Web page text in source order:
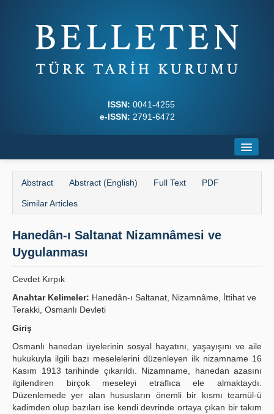
ISSN: 0041-4255
e-ISSN: 2791-6472
Journal Boards
Writing Rules
Guidelines
Abstract Abstract (English) Full Text PDF
Similar Articles
Hanedân-ı Saltanat Nizamnâmesi ve
Uygulanması
Cevdet Kırpık
Anahtar Kelimeler: Hanedân-ı Saltanat, Nizamnâme, İttihat ve
Terakki, Osmanlı Devleti
Giriş
Osmanlı hanedan üyelerinin sosyal hayatını, yaşayışını ve aile
hukukuyla ilgili bazı meselelerini düzenleyen ilk nizamname 16
Kasım 1913 tarihinde çıkarıldı. Nizamname, hanedan azasını
ilgilendiren birçok meseleyi etraflıca ele almaktaydı.
Düzenlemede yer alan hususların önemli bir kısmı teamül-ü
kadimden olup bazıları ise kendi devrinde ortaya çıkan bir takım